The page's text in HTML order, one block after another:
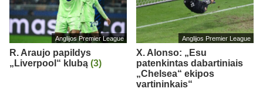
Anglijos Premier League
R. Araujo papildys
„Liverpool“ klubą (3)
Anglijos Premier League
X. Alonso: „Esu
patenkintas dabartiniais
„Chelsea“ ekipos
vartininkais“